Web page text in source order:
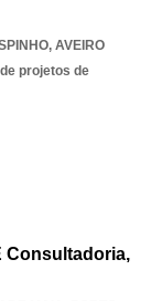
, AVEIRO
projetos de
Consultadoria,